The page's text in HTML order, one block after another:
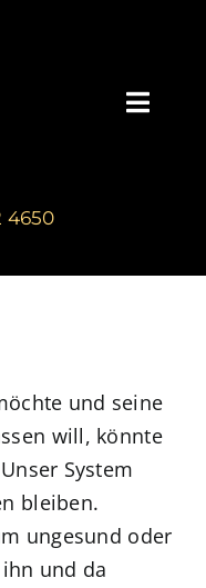
Deborah Bichlmeier
– Masterclass
Blog
4650
und seine
will, könnte
System
bleiben.
ungesund oder
und da